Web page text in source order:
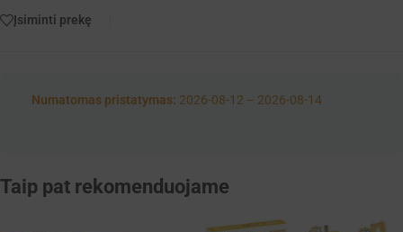
Įsiminti prekę
Numatomas pristatymas: 2026-08-12 – 2026-08-14
Taip pat rekomenduojame